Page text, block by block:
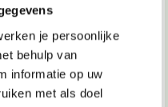
je persoonlijke
behulp van
informatie op uw
met als doel
is dus vrij lastig dat
daar niet echt overeen